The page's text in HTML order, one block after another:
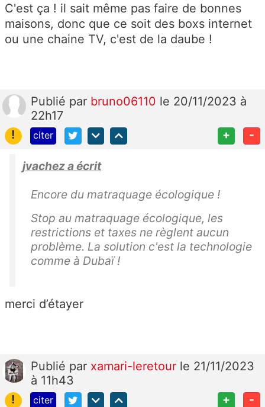
C'est ça ! il sait même pas faire de bonnes
maisons, donc que ce soit des boxs internet
ou une chaine TV, c'est de la daube !
Publié par bruno06110 le 20/11/2023 à
22h17
!
citer + -
jvachez a écrit
Encore du matraquage écologique !
Stop au matraquage écologique, les
restrictions et taxes ne règlent aucun
problème. La solution c'est la technologie
comme à Dubaï !
merci d’étayer
Publié par xamari-leretour le 21/11/2023
à 11h43
!
citer + -